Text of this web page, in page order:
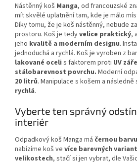
Nástěnný koš Manga, od francouzské
mít skvělé uplatnění tam, kde je málo
Díky tomu, že je koš nástěnný, nebude
prostoru. Koš je tedyvelice praktický,
jeho kvalitě a moderním designu.
jednoduchá a rychlá. Koš je vyroben z
lakované oceli s faktorem proti UV
stálobarevnost povrchu. Moderní
20 litrů. Manipulace s košem a
rychlá.
Vyberte ten správný
interiér
Odpadkový koš Manga má černou barvu
nabízíme koš ve více barevných
velikostech, stačí si jen vybrat, dle